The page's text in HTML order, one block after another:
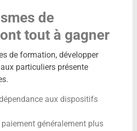
de
tout à gagner
de formation, développer
particuliers présente
aux dispositifs
généralement plus